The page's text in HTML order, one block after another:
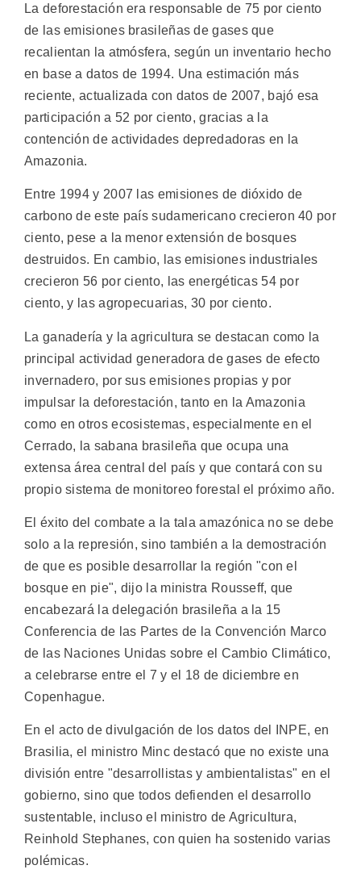
La deforestación era responsable de 75 por ciento
de las emisiones brasileñas de gases que
recalientan la atmósfera, según un inventario hecho
en base a datos de 1994. Una estimación más
reciente, actualizada con datos de 2007, bajó esa
participación a 52 por ciento, gracias a la
contención de actividades depredadoras en la
Amazonia.
Entre 1994 y 2007 las emisiones de dióxido de
carbono de este país sudamericano crecieron 40 por
ciento, pese a la menor extensión de bosques
destruidos. En cambio, las emisiones industriales
crecieron 56 por ciento, las energéticas 54 por
ciento, y las agropecuarias, 30 por ciento.
La ganadería y la agricultura se destacan como la
principal actividad generadora de gases de efecto
invernadero, por sus emisiones propias y por
impulsar la deforestación, tanto en la Amazonia
como en otros ecosistemas, especialmente en el
Cerrado, la sabana brasileña que ocupa una
extensa área central del país y que contará con su
propio sistema de monitoreo forestal el próximo año.
El éxito del combate a la tala amazónica no se debe
solo a la represión, sino también a la demostración
de que es posible desarrollar la región "con el
bosque en pie", dijo la ministra Rousseff, que
encabezará la delegación brasileña a la 15
Conferencia de las Partes de la Convención Marco
de las Naciones Unidas sobre el Cambio Climático,
a celebrarse entre el 7 y el 18 de diciembre en
Copenhague.
En el acto de divulgación de los datos del INPE, en
Brasilia, el ministro Minc destacó que no existe una
división entre "desarrollistas y ambientalistas" en el
gobierno, sino que todos defienden el desarrollo
sustentable, incluso el ministro de Agricultura,
Reinhold Stephanes, con quien ha sostenido varias
polémicas.